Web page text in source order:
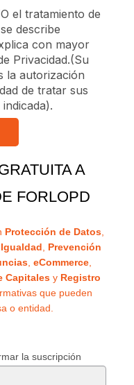
el tratamiento de
describe
con mayor
Privacidad.(Su
la autorización
de tratar sus
A
FORLOPD
Protección de Datos,
, Prevención
, eCommerce,
Capitalesy Registro
que pueden
o entidad.
la suscripción